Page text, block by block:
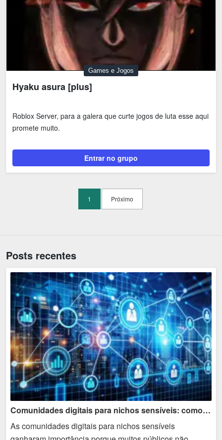
Games e Jogos
Hyaku asura [plus]
Roblox Server, para a galera que curte jogos de luta esse aqui
promete muito.
Entrar no grupo
1 Próximo
Posts recentes
Comunidades digitais para nichos sensíveis: como comunicar sem invadir
As comunidades digitais para nichos sensíveis